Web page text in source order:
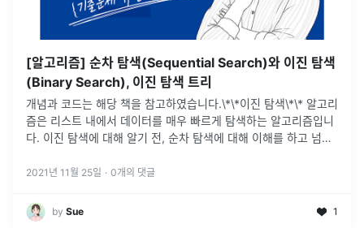
[알고리즘] 순차 탐색(Sequential Search)와 이진 탐색
(Binary Search), 이진 탐색 트리
개념과 코드는 해당 책을 참고하였습니다.\*\*이진 탐색\*\* 알고리
즘은 리스트 내에서 데이터를 매우 빠르게 탐색하는 알고리즘입니
다. 이진 탐색에 대해 알기 전, 순차 탐색에 대해 이해를 하고 넘어
N개가 ...
2021년 11월 25일 · 0개의 댓글
by Sue 1